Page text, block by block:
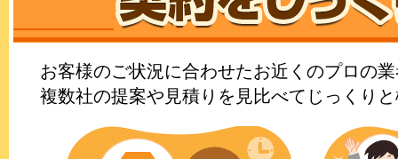
お客様のご状況に合わせたお近くのプロの
複数社の提案や見積りを見比べてじっくり